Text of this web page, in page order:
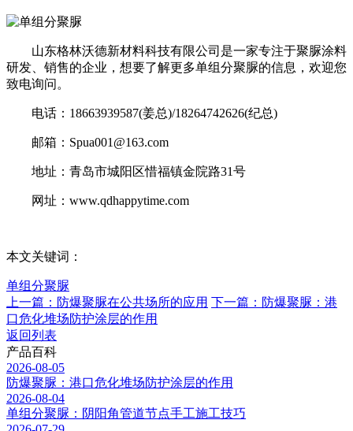
山东格林沃德新材料科技有限公司是一家专注于聚脲涂料
研发、销售的企业，想要了解更多单组分聚脲的信息，欢迎您
致电询问。
电话：18663939587(姜总)/18264742626(纪总)
邮箱：Spua001@163.com
地址：青岛市城阳区惜福镇金院路31号
网址：www.qdhappytime.com
本文关键词：
单组分聚脲
上一篇：防爆聚脲在公共场所的应用 下一篇：防爆聚脲：港
口危化堆场防护涂层的作用
返回列表
产品百科
2026-08-05
防爆聚脲：港口危化堆场防护涂层的作用
2026-08-04
单组分聚脲：阴阳角管道节点手工施工技巧